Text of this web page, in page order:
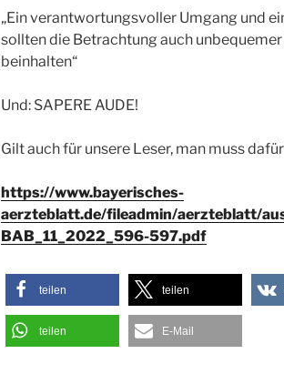
„Ein verantwortungsvoller Umgang und
sollten die Betrachtung auch
beinhalten“
Und: SAPERE AUDE!
Gilt auch für unsere Leser, man muss
https://www.bayerisches-
aerzteblatt.de/fileadmin/aerzteblatt/
BAB_11_2022_596-597.pdf
teilen teilen
teilen E-Mail